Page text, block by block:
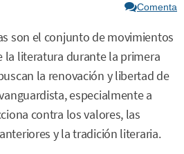
Comenta
son el conjunto de movimientos
la literatura durante la primera
la renovación y libertad de
especialmente a
contra los valores, las
y la tradición literaria.